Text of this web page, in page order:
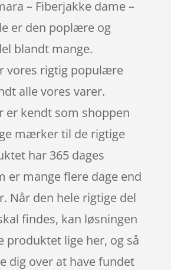
– Fiberjakke dame –
er den poplære og
blandt mange.
vores rigtig populære
alle vores varer.
er kendt som shoppen
mærker til de rigtige
har 365 dages
er mange flere dage end
Når den hele rigtige del
findes, kan løsningen
produktet lige her, og så
dig over at have fundet